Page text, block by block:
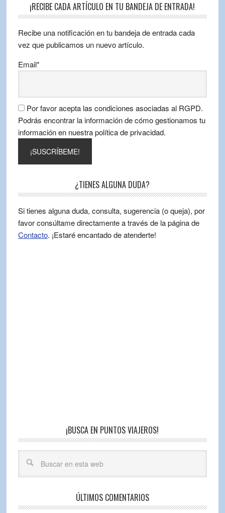
¡RECIBE CADA ARTÍCULO EN TU BANDEJA DE ENTRADA!
Recibe una notificación en tu bandeja de entrada cada
vez que publicamos un nuevo artículo.
Email*
Por favor acepta las condiciones asociadas al RGPD.
Podrás encontrar la información de cómo gestionamos tu
información en nuestra política de privacidad.
¿TIENES ALGUNA DUDA?
Si tienes alguna duda, consulta, sugerencia (o queja), por
favor consúltame directamente a través de la página de
Contacto. ¡Estaré encantado de atenderte!
¡BUSCA EN PUNTOS VIAJEROS!
ÚLTIMOS COMENTARIOS